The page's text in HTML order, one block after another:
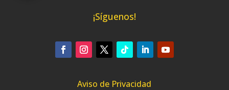
¡Síguenos!
Aviso de Privacidad